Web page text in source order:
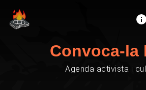
Convoca-la
Agenda activista i